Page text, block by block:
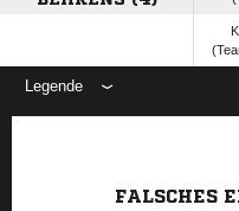
Legende
FALSCHES